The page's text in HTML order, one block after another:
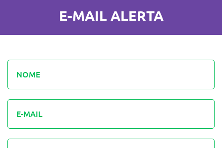
E-MAIL ALERTA
NOME
E-MAIL